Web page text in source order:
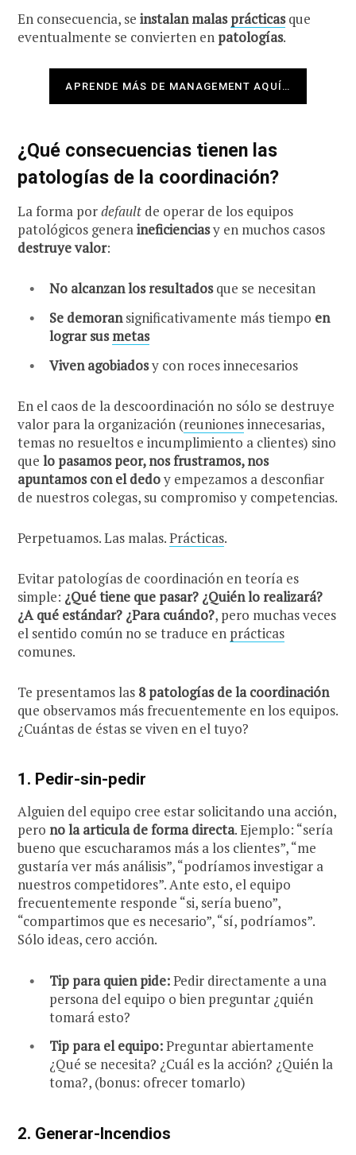
En consecuencia, se instalan malasprácticasque
eventualmente se convierten en patologías.
APRENDE MÁS DE MANAGEMENT AQUÍ…
¿Qué consecuencias tienen las
patologías de la coordinación?
La forma pordefault de operar de los equipos
patológicos generaineficienciasy en muchos casos
destruye valor:
No alcanzan los resultadosque se necesitan
Se demoransignificativamente más tiempo en
lograr susmetas
Viven agobiadosy con roces innecesarios
En el caos de la descoordinación no sólo se destruye
valor para la organización (reunionesinnecesarias,
temas no resueltos e incumplimiento a clientes) sino
que lo pasamos peor, nos frustramos, nos
apuntamos con el dedoy empezamos a desconfiar
de nuestros colegas, su compromiso y competencias.
Perpetuamos. Las malas.Prácticas.
Evitar patologías de coordinación en teoría es
simple: ¿Qué tiene que pasar? ¿Quién lo realizará?
¿A qué estándar? ¿Para cuándo?, pero muchas veces
el sentido común no se traduce en prácticas
comunes.
Te presentamos las 8 patologías de la coordinación
que observamos más frecuentemente en los equipos.
¿Cuántas de éstas se viven en el tuyo?
1. Pedir-sin-pedir
Alguien del equipo cree estar solicitando una acción,
pero no la articula de forma directa. Ejemplo: “sería
bueno que escucharamos más a los clientes”, “me
gustaría ver más análisis”, “podríamos investigar a
nuestros competidores”. Ante esto, el equipo
frecuentemente responde “si, sería bueno”,
“compartimos que es necesario”, “sí, podríamos”.
Sólo ideas, cero acción.
Tip para quien pide:Pedir directamente a una
persona del equipo o bien preguntar ¿quién
tomará esto?
Tip para el equipo:Preguntar abiertamente
¿Qué se necesita? ¿Cuál es la acción? ¿Quién la
toma?, (bonus: ofrecer tomarlo)
2. Generar-Incendios